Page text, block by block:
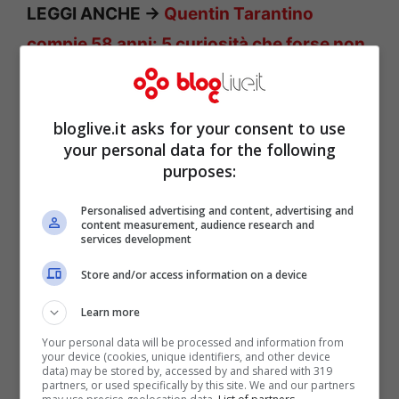
LEGGI ANCHE -> Quentin Tarantino
compie 58 anni: 5 curiosità che forse non
Quentin Tarantino in Italia:
bloglive.it asks for your consent to use
your personal data for the following
purposes:
Personalised advertising and content, advertising and
content measurement, audience research and
services development
Store and/or access information on a device
Learn more
Your personal data will be processed and information from
your device (cookies, unique identifiers, and other device
data) may be stored by, accessed by and shared with 319
partners, or used specifically by this site. We and our partners